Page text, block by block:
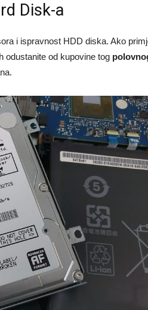
Disk-a
i ispravnost HDD diska. Ako
odustanite od kupovine tog